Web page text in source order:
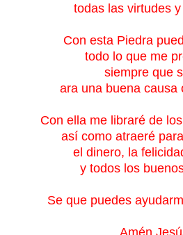
todas las virtudes
Con esta Piedra
todo lo que me
siempre que
ara una buena causa
Con ella me libraré de
así como atraeré
el dinero, la
y todos los
Se que puedes
Amén